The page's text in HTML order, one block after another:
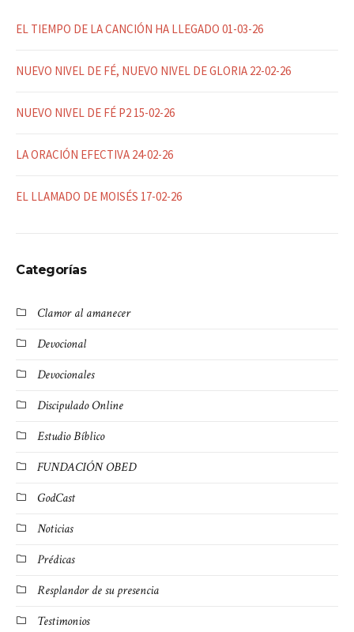
EL TIEMPO DE LA CANCIÓN HA LLEGADO 01-03-26
NUEVO NIVEL DE FÉ, NUEVO NIVEL DE GLORIA 22-02-26
NUEVO NIVEL DE FÉ P2 15-02-26
LA ORACIÓN EFECTIVA 24-02-26
EL LLAMADO DE MOISÉS 17-02-26
Categorías
Clamor al amanecer
Devocional
Devocionales
Discipulado Online
Estudio Bíblico
FUNDACIÓN OBED
GodCast
Noticias
Prédicas
Resplandor de su presencia
Testimonios